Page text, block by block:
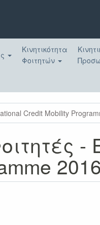
Κινητικότητα
Φοιτητών
Credit Mobility
-